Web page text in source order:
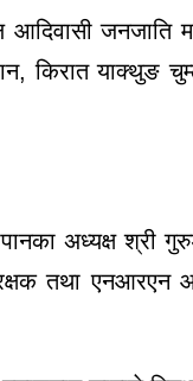
जनजाति
किरात याक्थुङ
अध्यक्ष श्री
तथा एनआरएन